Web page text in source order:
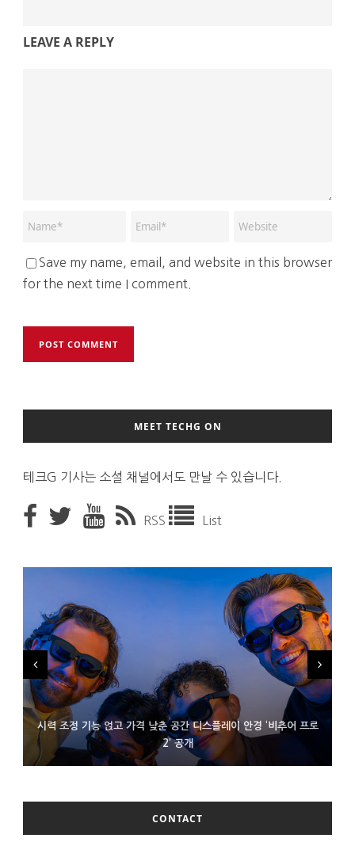
LEAVE A REPLY
Save my name, email, and website in this browser
for the next time I comment.
MEET TECHG ON
테크G 기사는 소셜 채널에서도 만날 수 있습니다.
RSS List
시력 조정 기능 얹고 가격 낮춘 공간 디스플레이 안경 ‘비추어 프로
2’ 공개
D램 부족에 10억달러어치 아이폰18 프로세서 패키징 대기 중
300~400달러 반지형 스피커 준비하는 오픈AI
CONTACT